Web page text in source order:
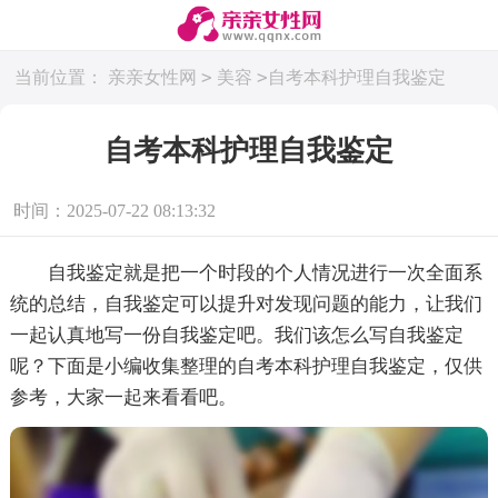
当前位置： 亲亲女性网 > 美容 >自考本科护理自我鉴定
自考本科护理自我鉴定
时间：2025-07-22 08:13:32
自我鉴定就是把一个时段的个人情况进行一次全面系
统的总结，自我鉴定可以提升对发现问题的能力，让我们
一起认真地写一份自我鉴定吧。我们该怎么写自我鉴定
呢？下面是小编收集整理的自考本科护理自我鉴定，仅供
参考，大家一起来看看吧。